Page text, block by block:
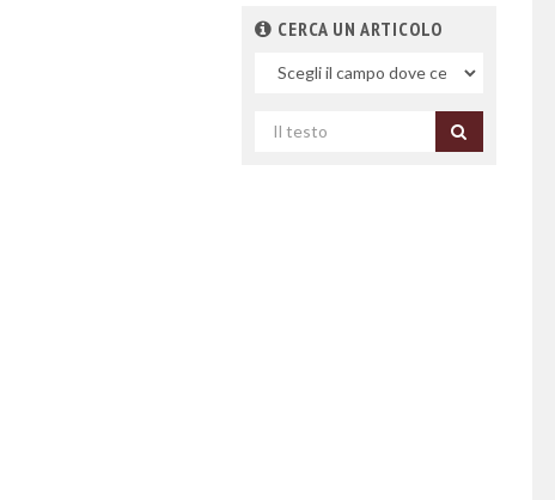
CERCA UN ARTICOLO
Nel
Cerca